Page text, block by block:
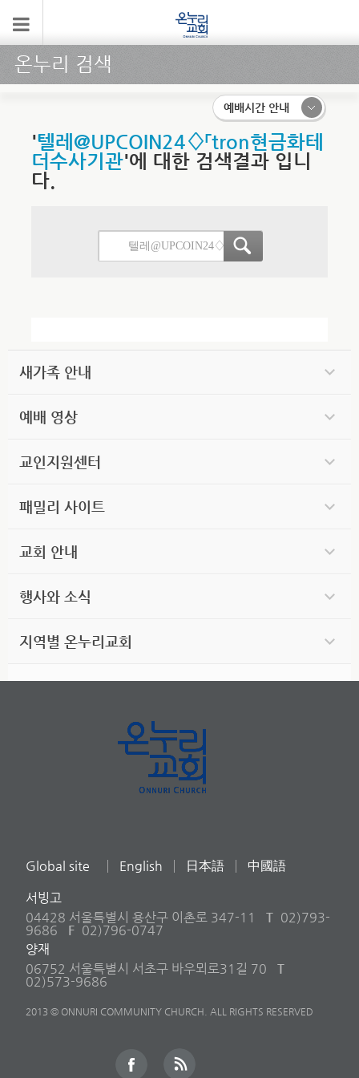
온누리 검색
예배시간 안내
'텔레@UPCOIN24♢「tron현금화테
더수사기관'에 대한 검색결과 입니
다.
새가족 안내
예배 영상
교인지원센터
패밀리 사이트
교회 안내
행사와 소식
지역별 온누리교회
Global site English 日本語 中國語
서빙고
04428 서울특별시 용산구 이촌로 347-11
T 02)793-
9686
F 02)796-0747
양재
06752 서울특별시 서초구 바우뫼로31길 70
T
02)573-9686
2013 © ONNURI COMMUNITY CHURCH. ALL RIGHTS RESERVED